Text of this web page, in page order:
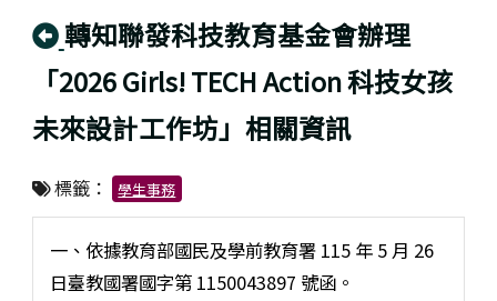
回上頁
轉知聯發科技教育基金會辦理
「2026 Girls! TECH Action 科技女孩
未來設計工作坊」相關資訊
標籤： 學生事務
一、依據教育部國民及學前教育署 115 年 5 月 26
日臺教國署國字第 1150043897 號函。